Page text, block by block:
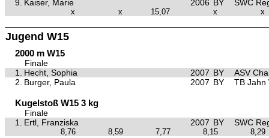
9. Kaiser, Marie 2006 BY SWC
x x 15,07 x x
Jugend W15
2000 m W15
Finale
1.
Hecht, Sophia 2007 BY
ASV
2. Burger, Paula 2007 BY TB Jahn
Kugelstoß W15 3 kg
Finale
1.
Ertl, Franziska 2007 BY SWC
8,76 8,59 7,77 8,15 8,29